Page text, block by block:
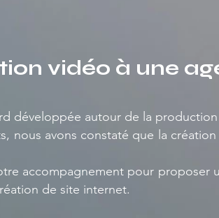
vidéo à une
développée autour de la
nous avons constaté que la
accompagnement pour proposer
de site internet.